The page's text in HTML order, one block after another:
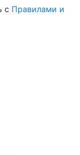
с Правилами и